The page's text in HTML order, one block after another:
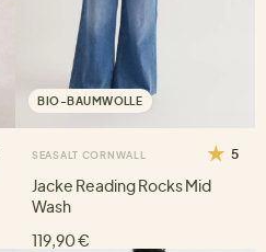
BIO-BAUMWOLLE
SEASALT CORNWALL 5
Jacke Reading Rocks Mid
Wash
119,90 €